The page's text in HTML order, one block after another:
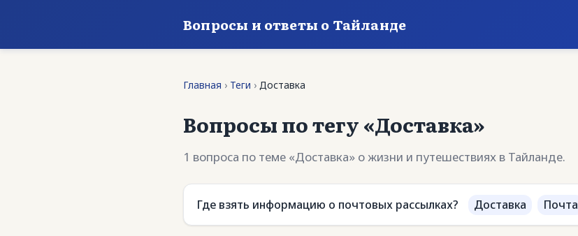
Вопросы и ответы о Тайланде
Главная › Теги › Доставка
Вопросы по тегу «Доставка»
1 вопроса по теме «Доставка» о жизни и путешествиях в Тайланде.
Где взять информацию о почтовых рассылках? Доставка Почта